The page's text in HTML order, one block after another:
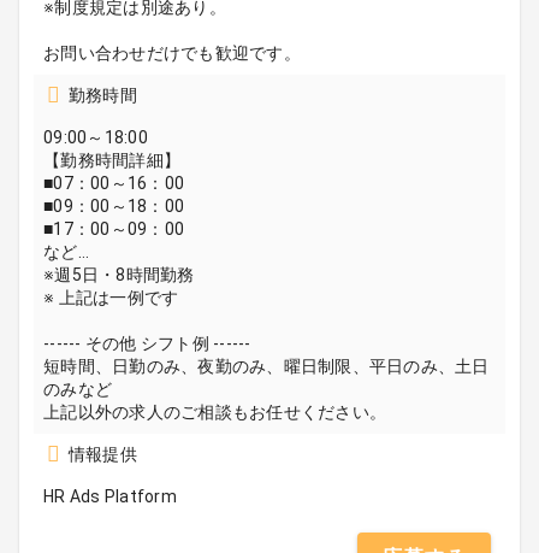
※制度規定は別途あり。
お問い合わせだけでも歓迎です。
勤務時間
09:00～18:00
【勤務時間詳細】
■07：00～16：00
■09：00～18：00
■17：00～09：00
など…
※週5日・8時間勤務
※ 上記は一例です
------ その他 シフト例 ------
短時間、日勤のみ、夜勤のみ、曜日制限、平日のみ、土日
のみなど
上記以外の求人のご相談もお任せください。
情報提供
HR Ads Platform